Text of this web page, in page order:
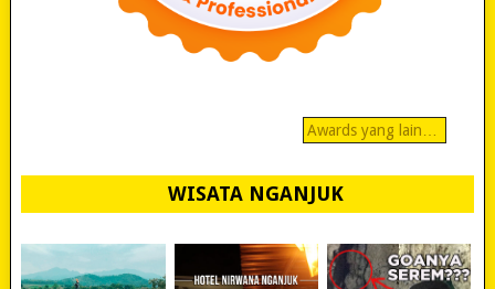
Awards yang lain…
WISATA NGANJUK